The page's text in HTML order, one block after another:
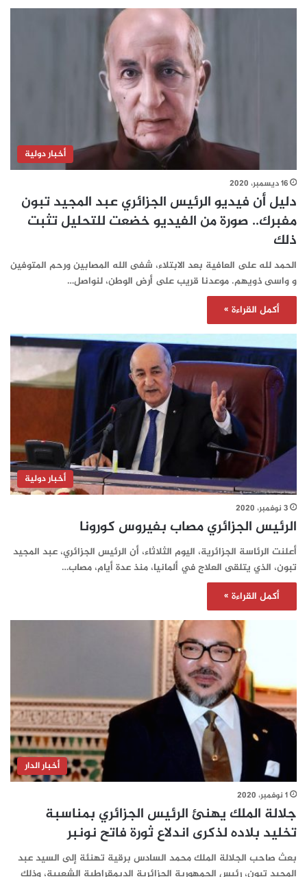
أخبار دولية
16 ديسمبر، 2020
دليل أن فيديو الرئيس الجزائري عبد المجيد تبون
مفبرك.. صورة من الفيديو خضعت للتحليل تثبت
ذلك
الحمد لله على العافية بعد الابتلاء، شفى الله المصابين ورحم المتوفين
و واسى ذويهم. موعدنا قريب على أرض الوطن، لنواصل…
أكمل القراءة »
أخبار دولية
3 نوفمبر، 2020
الرئيس الجزائري مصاب بفيروس كورونا
أعلنت الرئاسة الجزائرية، اليوم الثلاثاء، أن الرئيس الجزائري، عبد المجيد
تبون، الذي يتلقى العلاج في ألمانيا، منذ عدة أيام، مصاب…
أكمل القراءة »
أخبار الدار
1 نوفمبر، 2020
جلالة الملك يهنئ الرئيس الجزائري بمناسبة
تخليد بلاده لذكرى اندلاع ثورة فاتح نونبر
بعث صاحب الجلالة الملك محمد السادس برقية تهنئة إلى السيد عبد